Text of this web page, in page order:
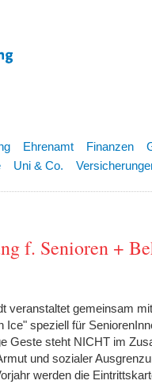
Ehrenamt Finanzen
Uni & Co.
f. Senioren +
veranstaltet gemeinsam
speziell für
Geste steht NICHT im
und sozialer
werden die